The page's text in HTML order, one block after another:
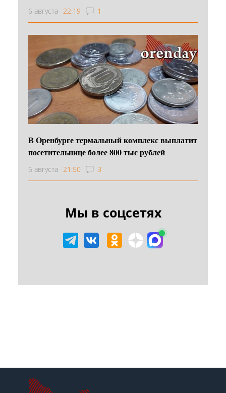
6 августа 22:19 1
В Оренбурге термальный комплекс выплатит
посетительнице более 800 тыс рублей
6 августа 21:50 3
Мы в соцсетях